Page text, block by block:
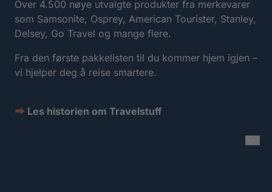
Over 4.500 nøye utvalgte produkter fra merkevarer
som Samsonite, Osprey, American Tourister, Stanley,
Delsey, Go Travel og mange flere.
Fra den første pakkelisten til du kommer hjem igjen –
vi hjelper deg å reise smartere.
➡ Les historien om Travelstuff